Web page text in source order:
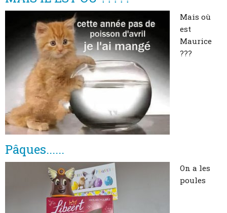
Mais où
est
Maurice
???
Pâques......
On a les
poules